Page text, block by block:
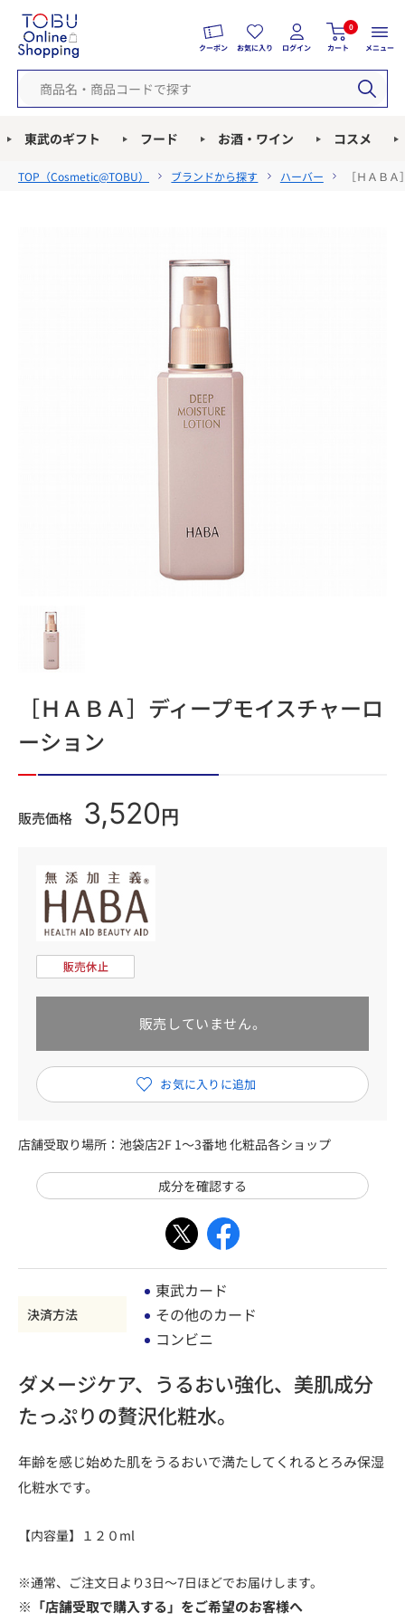
クーポン お気に入り ログイン
0
カート メニュー
東武のギフト フード お酒・ワイン コスメ
TOP（Cosmetic@TOBU） ブランドから探す ハーバー ［ＨＡＢ
［ＨＡＢＡ］ディープモイスチャーロ
ーション
販売価格 3,520 円
販売していません。
店舗受取り場所： 池袋店2F 1～3番地 化粧品各ショップ
成分を確認する
決済方法
東武カード
その他のカード
コンビニ
ダメージケア、うるおい強化、美肌成分
たっぷりの贅沢化粧水。
年齢を感じ始めた肌をうるおいで満たしてくれるとろみ保湿
化粧水です。
【内容量】１２０ml
※通常、ご注文日より3日～7日ほどでお届けします。
※「店舗受取で購入する」をご希望のお客様へ